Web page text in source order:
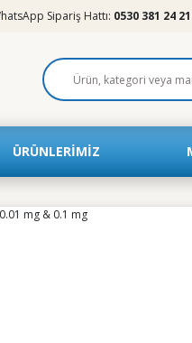
Sipariş Hattı: 0530 381 24 21
ÜRÜNLERİMİZ